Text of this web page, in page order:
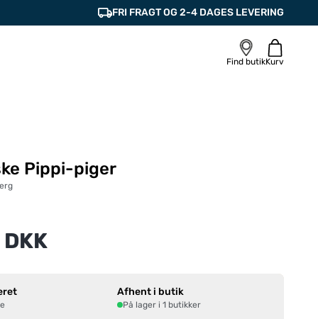
FRI FRAGT OG 2-4 DAGES LEVERING
Find butikKurv
Pippi-piger
Afhent i butik
På lager i 1 butikker